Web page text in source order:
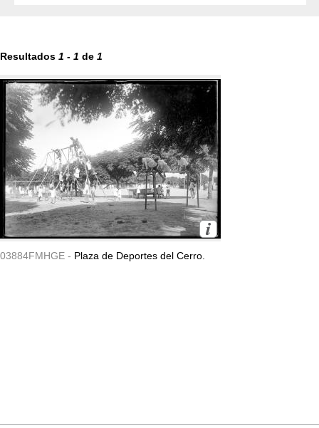
Resultados 1 - 1 de 1
03884FMHGE - Plaza de Deportes del Cerro.